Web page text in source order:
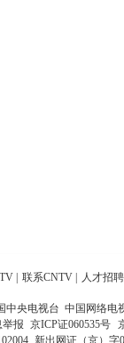
联系CNTV 人才招聘
中央电视台 中国网络电
报 京ICP证060535号
新出网证（京）